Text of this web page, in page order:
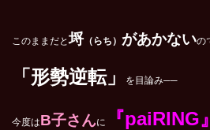
このままだと埒（らち） があかないの
「形勢逆転」 を目論み──
今度はB子さんに 『paiRING』